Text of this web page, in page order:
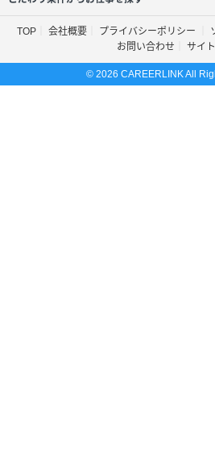
TOP 会社概要 プライバシーポリシー
お問い合わせ
サイ
© 2026 CAREERLINK All